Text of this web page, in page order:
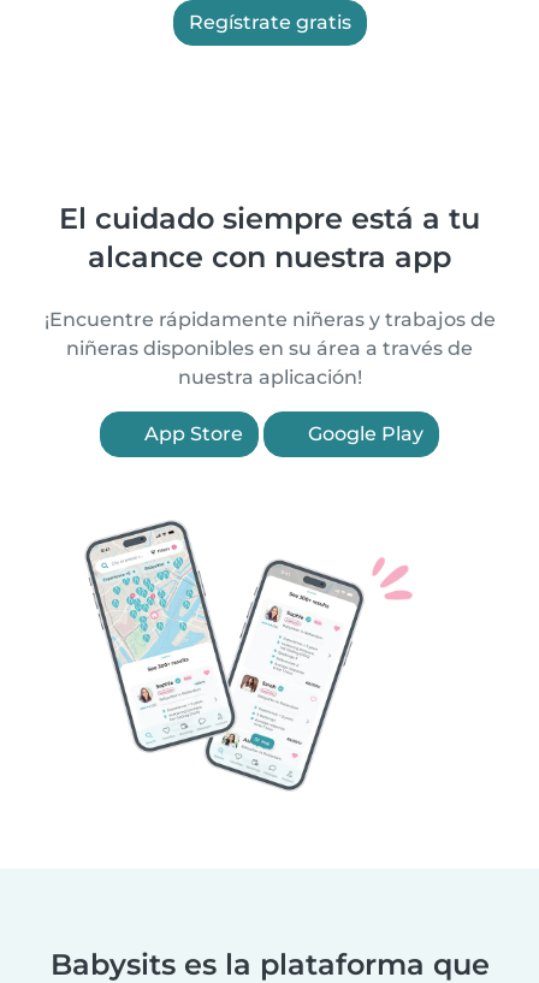
Regístrate gratis
El cuidado siempre está a tu
alcance con nuestra app
¡Encuentre rápidamente niñeras y trabajos de
niñeras disponibles en su área a través de
nuestra aplicación!
App Store Google Play
Babysits es la plataforma que